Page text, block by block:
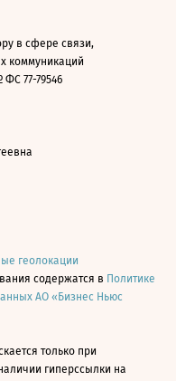
в сфере связи,
коммуникаций
77-79546
геолокации
содержатся в Политике
АО «Бизнес Ньюс
только при
гиперссылки на